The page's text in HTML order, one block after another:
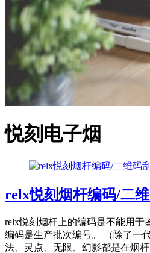
悦刻电子烟
relx悦刻烟杆编码/二
relx悦刻烟杆上的编码是不能用于
编码是生产批次编号。 （除了一
法、灵点、无限、幻影都是在烟